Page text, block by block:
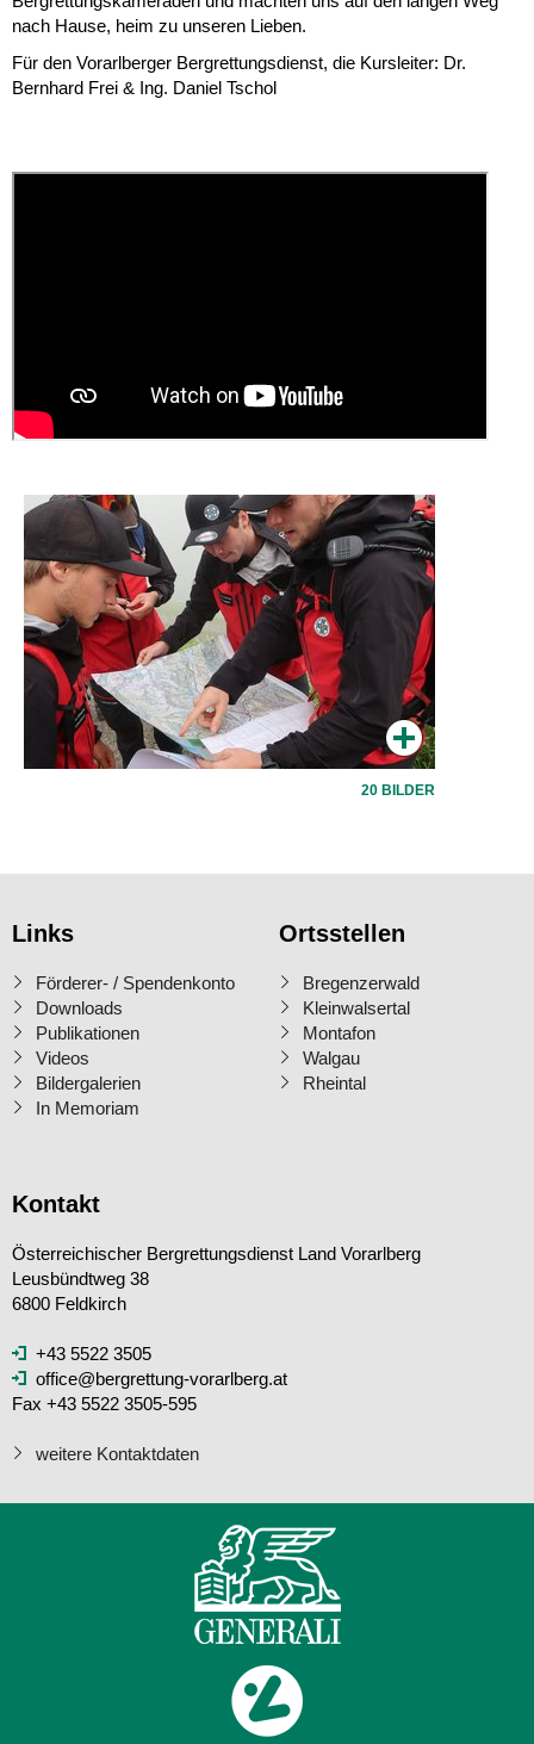
nach Hause, heim zu unseren Lieben.
Für den Vorarlberger Bergrettungsdienst, die Kursleiter: Dr.
Bernhard Frei & Ing. Daniel Tschol
20 BILDER
Links
Förderer- / Spendenkonto
Downloads
Publikationen
Videos
Bildergalerien
In Memoriam
Ortsstellen
Bregenzerwald
Kleinwalsertal
Montafon
Walgau
Rheintal
Kontakt
Österreichischer Bergrettungsdienst Land Vorarlberg
Leusbündtweg 38
6800 Feldkirch
+43 5522 3505
office@bergrettung-vorarlberg.at
Fax +43 5522 3505-595
weitere Kontaktdaten